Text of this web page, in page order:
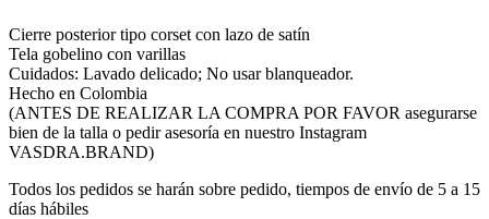
Cierre posterior tipo corset con lazo de satín
Tela gobelino con varillas
Cuidados: Lavado delicado; No usar blanqueador.
Hecho en Colombia
(ANTES DE REALIZAR LA COMPRA POR FAVOR asegurarse
bien de la talla o pedir asesoría en nuestro Instagram
VASDRA.BRAND)
Todos los pedidos se harán sobre pedido, tiempos de envío de 5 a 15
días hábiles